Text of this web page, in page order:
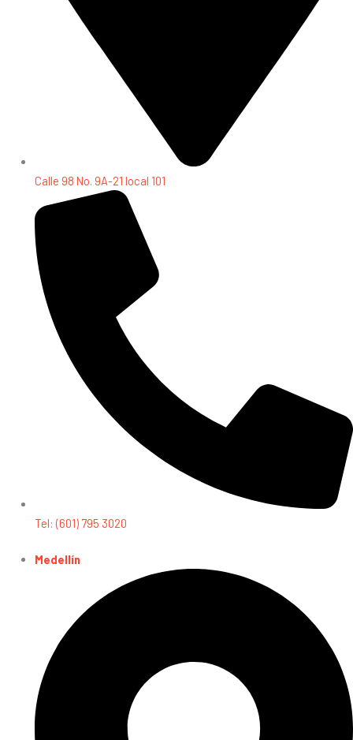
Calle 98 No. 9A-21 local 101
Tel: (601) 795 3020
Medellín